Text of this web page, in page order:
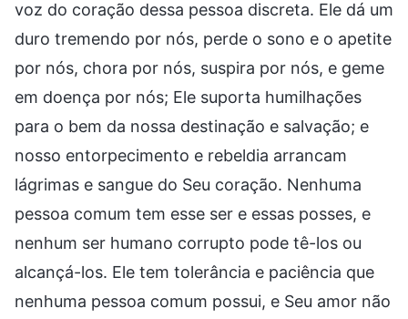
voz do coração dessa pessoa discreta. Ele dá um
duro tremendo por nós, perde o sono e o apetite
por nós, chora por nós, suspira por nós, e geme
em doença por nós; Ele suporta humilhações
para o bem da nossa destinação e salvação; e
nosso entorpecimento e rebeldia arrancam
lágrimas e sangue do Seu coração. Nenhuma
pessoa comum tem esse ser e essas posses, e
nenhum ser humano corrupto pode tê-los ou
alcançá-los. Ele tem tolerância e paciência que
nenhuma pessoa comum possui, e Seu amor não